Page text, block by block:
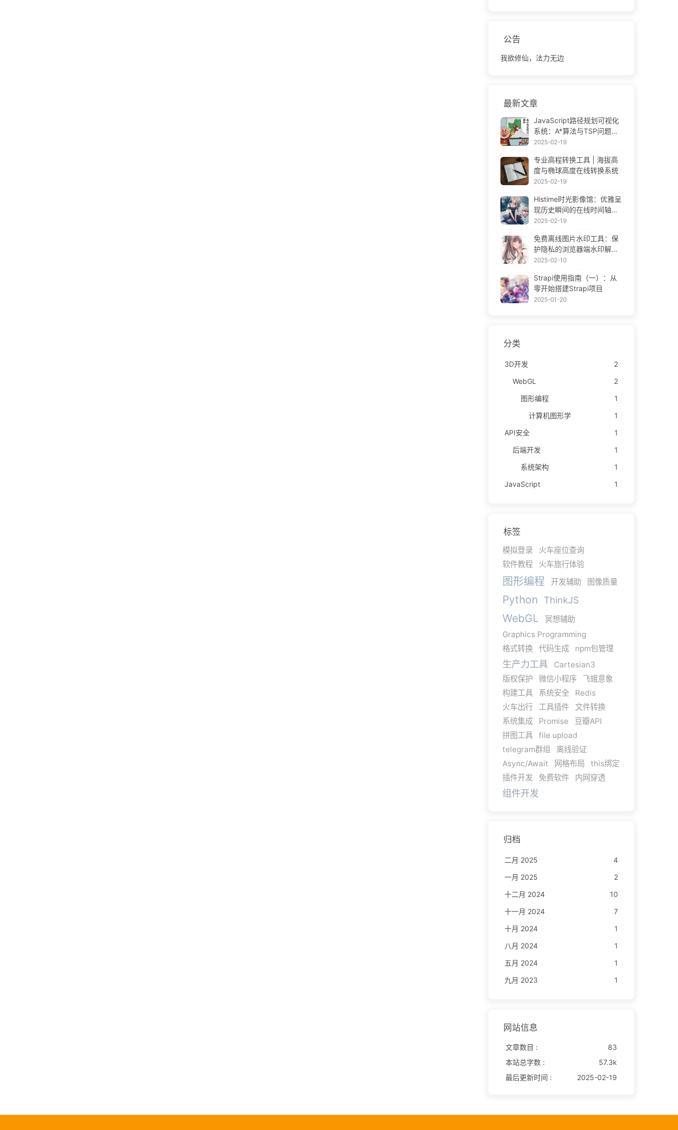
公告
我欲修仙，法力无边
最新文章
JavaScript路径规划可视化
系统：A*算法与TSP问题解
决方案
2025-02-19
专业高程转换工具 | 海拔高
度与椭球高度在线转换系统
2025-02-19
Histime时光影像馆：优雅呈
现历史瞬间的在线时间轴相
册 | Historical Photo Timeli
2025-02-19
免费离线图片水印工具：保
护隐私的浏览器端水印解决
方案 | Free Offline Image
2025-02-10
Strapi使用指南（一）：从
零开始搭建Strapi项目
2025-01-20
分类
3D开发
2
WebGL
2
图形编程
1
计算机图形学
1
API安全
1
后端开发
1
系统架构
1
JavaScript
1
标签
模拟登录
火车座位查询
软件教程
火车旅行体验
图形编程 开发辅助 图像质量
Python ThinkJS
WebGL
冥想辅助
Graphics Programming
格式转换
代码生成 npm包管理
生产力工具
Cartesian3
版权保护
微信小程序
飞蛾意象
构建工具
系统安全
Redis
火车出行
工具插件
文件转换
系统集成
Promise
豆瓣API
拼图工具
file upload
telegram群组
离线验证
Async/Await
网格布局
this绑定
插件开发
免费软件 内网穿透
组件开发
归档
二月 2025
4
一月 2025
2
十二月 2024
10
十一月 2024
7
十月 2024
1
八月 2024
1
五月 2024
1
九月 2023
1
网站信息
文章数目 :
83
本站总字数 :
57.3k
最后更新时间 :
2025-02-19